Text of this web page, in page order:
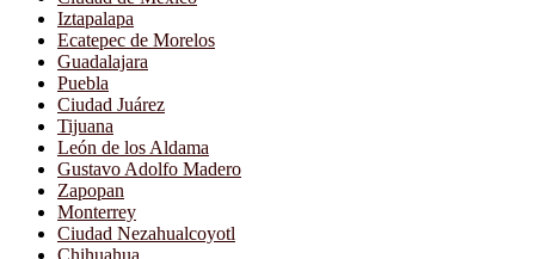
Iztapalapa
Ecatepec de Morelos
Guadalajara
Puebla
Ciudad Juárez
Tijuana
León de los Aldama
Gustavo Adolfo Madero
Zapopan
Monterrey
Ciudad Nezahualcoyotl
Chihuahua